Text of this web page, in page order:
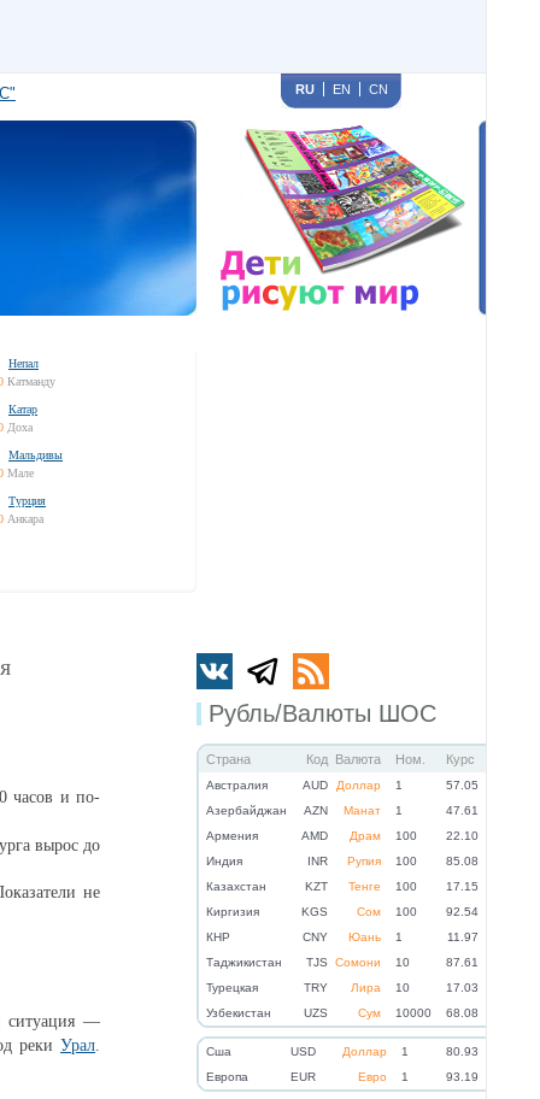
RU EN CN
Непал
Катманду
Катар
Доха
Мальдивы
Мале
Турция
Анкара
Рубль/Валюты ШОС
Страна Код Валюта Ном. Курс
Австралия AUD Доллар 1
57.05
Азербайджан
AZN Манат 1
47.61
Армения
AMD Драм 100
22.10
Индия
INR Рупия 100
85.08
Казахстан
KZT Тенге 100
17.15
Киргизия
KGS Сом 100
92.54
КНР
CNY Юань 1
11.97
Таджикистан
TJS Сомони 10
87.61
Турецкая
TRY Лира 10
17.03
Узбекистан
UZS Сум 10000 68.08
Cша USD Доллар 1
80.93
Eвропа
EUR Евро 1 93.19
часов и по-
вырос до
не
ситуация —
рекиУрал.